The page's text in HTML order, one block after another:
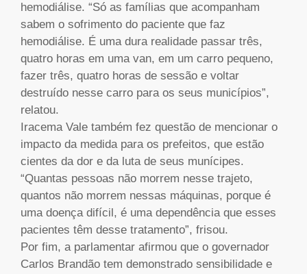
hemodiálise. “Só as famílias que acompanham
sabem o sofrimento do paciente que faz
hemodiálise. É uma dura realidade passar três,
quatro horas em uma van, em um carro pequeno,
fazer três, quatro horas de sessão e voltar
destruído nesse carro para os seus municípios”,
relatou.
Iracema Vale também fez questão de mencionar o
impacto da medida para os prefeitos, que estão
cientes da dor e da luta de seus munícipes.
“Quantas pessoas não morrem nesse trajeto,
quantos não morrem nessas máquinas, porque é
uma doença difícil, é uma dependência que esses
pacientes têm desse tratamento”, frisou.
Por fim, a parlamentar afirmou que o governador
Carlos Brandão tem demonstrado sensibilidade e